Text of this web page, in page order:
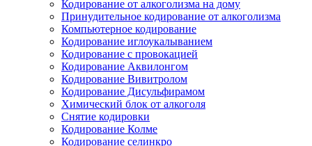
Кодирование от алкоголизма на дому
Принудительное кодирование от алкоголизма
Компьютерное кодирование
Кодирование иглоукалыванием
Кодирование с провокацией
Кодирование Аквилонгом
Кодирование Вивитролом
Кодирование Дисульфирамом
Химический блок от алкоголя
Снятие кодировки
Кодирование Колме
Кодирование селинкро